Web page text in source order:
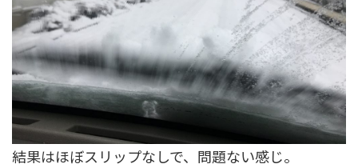
結果はほぼスリップなしで、問題ない感じ。